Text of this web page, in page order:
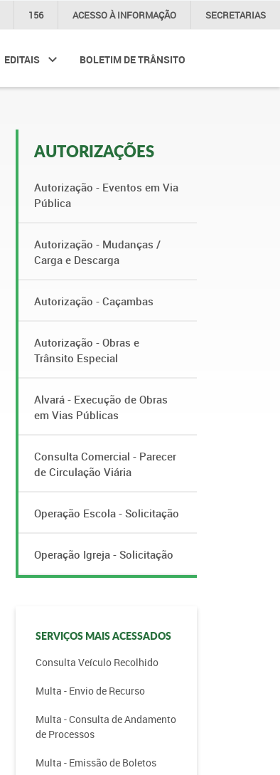
156 ACESSO ÀINFORMAÇÃO SECRETARIAS
EDITAIS BOLETIM DE TRÂNSITO
AUTORIZAÇÕES
Autorização - Eventos em Via
Pública
Autorização - Mudanças /
Carga e Descarga
Autorização - Caçambas
Autorização - Obras e
Trânsito Especial
Alvará - Execução de Obras
em Vias Públicas
Consulta Comercial - Parecer
de Circulação Viária
Operação Escola - Solicitação
Operação Igreja - Solicitação
SERVIÇOS MAIS ACESSADOS
Consulta Veículo Recolhido
Multa - Envio de Recurso
Multa - Consulta de Andamento
de Processos
Multa - Emissão de Boletos